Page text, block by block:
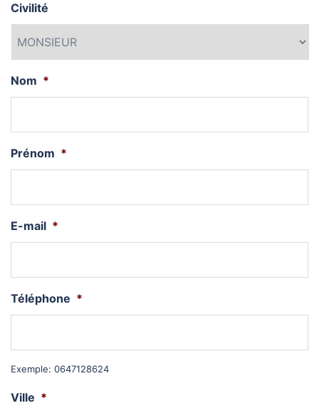
Civilité
Nom *
Prénom *
E-mail *
Téléphone *
Exemple: 0647128624
Ville *